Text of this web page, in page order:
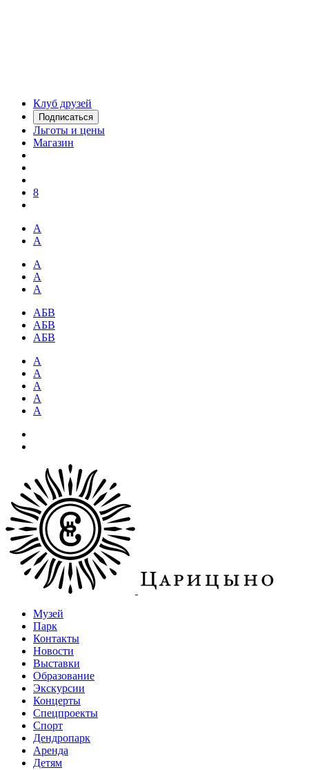
Клуб друзей
Подписаться
Льготы и цены
Магазин
8
А
А
А
А
А
АБВ
АБВ
АБВ
А
А
А
А
А
Музей
Парк
Контакты
Новости
Выставки
Образование
Экскурсии
Концерты
Спецпроекты
Спорт
Дендропарк
Аренда
Детям